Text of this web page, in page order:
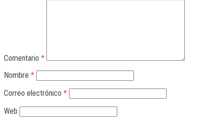
Comentario *
Nombre *
Correo electrónico *
Web